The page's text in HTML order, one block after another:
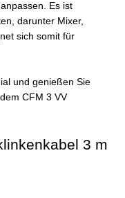
Es ist
darunter Mixer,
sich somit für
und genießen Sie
CFM 3 VV
3 m